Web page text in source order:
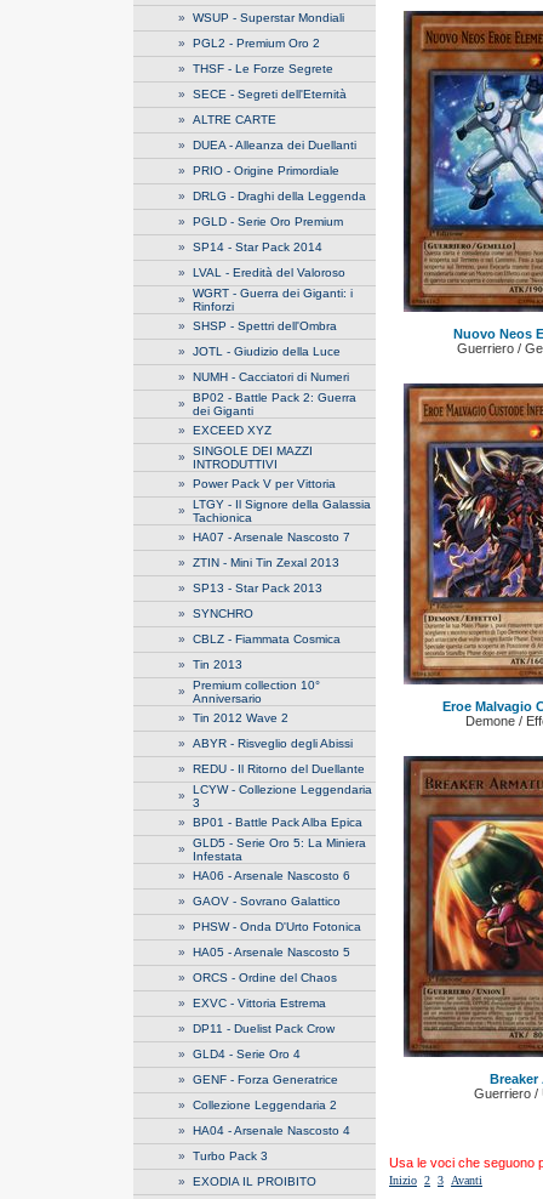
» WSUP - Superstar Mondiali
» PGL2 - Premium Oro 2
» THSF - Le Forze Segrete
» SECE - Segreti dell'Eternità
» ALTRE CARTE
» DUEA - Alleanza dei Duellanti
» PRIO - Origine Primordiale
» DRLG - Draghi della Leggenda
» PGLD - Serie Oro Premium
» SP14 - Star Pack 2014
» LVAL - Eredità del Valoroso
» WGRT - Guerra dei Giganti: i
Rinforzi
» SHSP - Spettri dell'Ombra
» JOTL - Giudizio della Luce
» NUMH - Cacciatori di Numeri
» BP02 - Battle Pack 2: Guerra
dei Giganti
» EXCEED XYZ
» SINGOLE DEI MAZZI
INTRODUTTIVI
» Power Pack V per Vittoria
» LTGY - Il Signore della Galassia
Tachionica
» HA07 - Arsenale Nascosto 7
» ZTIN - Mini Tin Zexal 2013
» SP13 - Star Pack 2013
» SYNCHRO
» CBLZ - Fiammata Cosmica
» Tin 2013
» Premium collection 10°
Anniversario
» Tin 2012 Wave 2
» ABYR - Risveglio degli Abissi
» REDU - Il Ritorno del Duellante
» LCYW - Collezione Leggendaria
3
» BP01 - Battle Pack Alba Epica
» GLD5 - Serie Oro 5: La Miniera
Infestata
» HA06 - Arsenale Nascosto 6
» GAOV - Sovrano Galattico
» PHSW - Onda D'Urto Fotonica
» HA05 - Arsenale Nascosto 5
» ORCS - Ordine del Chaos
» EXVC - Vittoria Estrema
» DP11 - Duelist Pack Crow
» GLD4 - Serie Oro 4
» GENF - Forza Generatrice
» Collezione Leggendaria 2
» HA04 - Arsenale Nascosto 4
» Turbo Pack 3
» EXODIA IL PROIBITO
Nuovo Neos
Guerriero /
Eroe Malvagio
Demone /
Guerriero /
Usa le voci che seguono
Inizio 2 3 Avanti